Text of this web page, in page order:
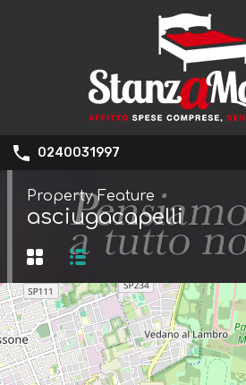
0240031997
Property Feature
asciugacapelli